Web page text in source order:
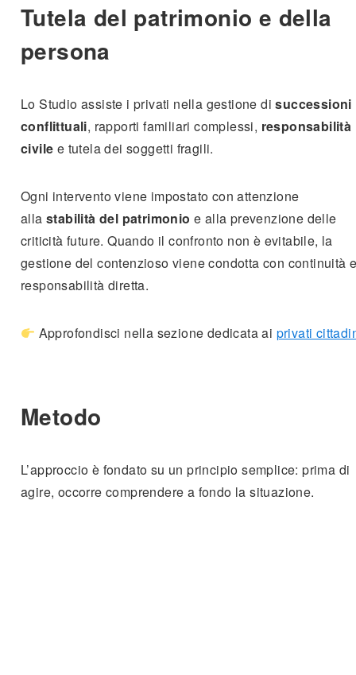
Tutela del patrimonio e della
persona
Lo Studio assiste i privati nella gestione disuccessioni
conflittuali, rapporti familiari complessi, responsabilità
civile e tutela dei soggetti fragili.
Ogni intervento viene impostato con attenzione
alla stabilità del patrimonio e alla prevenzione delle
criticità future. Quando il confronto non è evitabile, la
gestione del contenzioso viene condotta con continuità
responsabilità diretta.
Approfondisci nella sezione dedicata ai privati
Metodo
L’approccio è fondato su un principio semplice: prima di
agire, occorre comprendere a fondo la situazione.